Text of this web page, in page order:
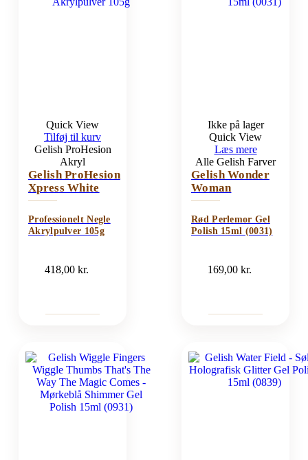
Quick View
Tilføj til kurv
Gelish ProHesion
Akryl
Gelish ProHesion
Xpress White
Professionelt Negle
Akrylpulver 105g
418,00kr.
Ikke på lager
Quick View
Læs mere
Alle Gelish Farver
Gelish Wonder
Woman
Rød Perlemor Gel
Polish 15ml (0031)
169,00kr.